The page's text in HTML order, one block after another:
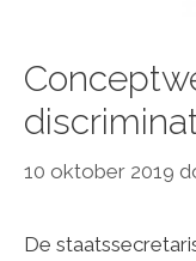
10 oktober 2019
De